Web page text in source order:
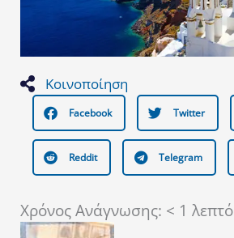
Κοινοποίηση
Facebook Twitter
Reddit Telegram
Χρόνος Ανάγνωσης: < 1 λεπτό